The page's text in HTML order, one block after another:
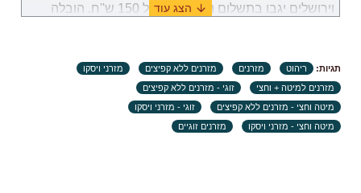
וירושלים יגבו בתשלום נוסף בסך של 150 ש''ח. הובלה
במקרה שבו תידרשנה שימוש במנוף לצורך להובלת
מוצרים, באחריות הלקוח למצוא ולזמן שירותי מנוף
והתשלום עבור שירות זה יהיה מוטל על הלקוח.
זמני אספקה:
תגיות: ריהוט מזרנים מזרנים ללא קפיצים
מזרני ויסקו
מזרנים למיטה + וחצי
זוגי - מזרנים ללא קפיצים
מיטה וחצי - מזרנים ללא קפיצים
זוגי - מזרני ויסקו
מיטה וחצי - מזרני ויסקו
מזרנים זוגיים